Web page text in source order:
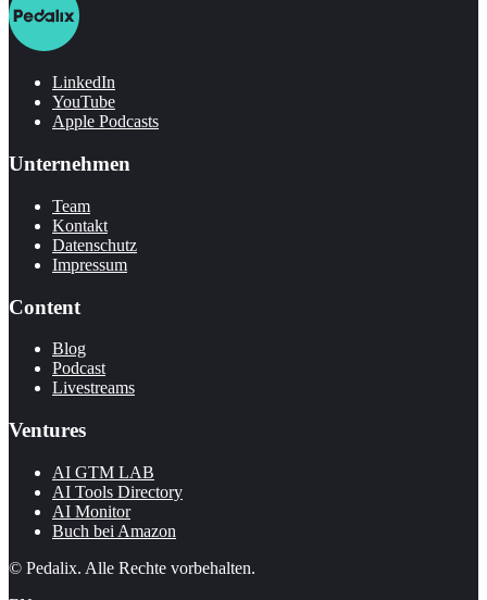
LinkedIn
YouTube
Apple Podcasts
Unternehmen
Team
Kontakt
Datenschutz
Impressum
Content
Blog
Podcast
Livestreams
Ventures
AI GTM LAB
AI Tools Directory
AI Monitor
Buch bei Amazon
© Pedalix. Alle Rechte vorbehalten.